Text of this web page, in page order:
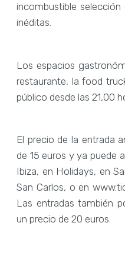
incombustible
inéditas.
Los espacios
restaurante, la food
público desde las 21,00
El precio de la entrada
de 15 euros y ya puede
Ibiza, en Holidays, en
San Carlos, o en
Las entradas también
un precio de 20 euros.